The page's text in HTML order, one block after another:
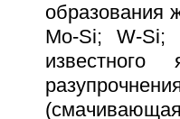
образования
Mo-Si; W-Si;
(смачивающая